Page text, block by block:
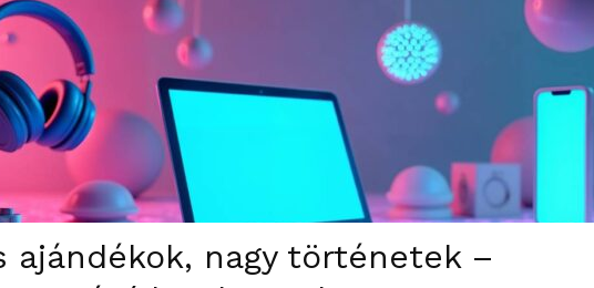
ajándékok, nagy történetek –